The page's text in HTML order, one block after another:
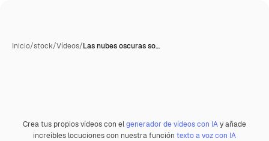
Inicio/stock/Vídeos/Las nubes oscuras so…
Premium
Crea tus propios vídeos con elgenerador de vídeos con IAy añade
increíbles locuciones con nuestra función texto a voz con IA